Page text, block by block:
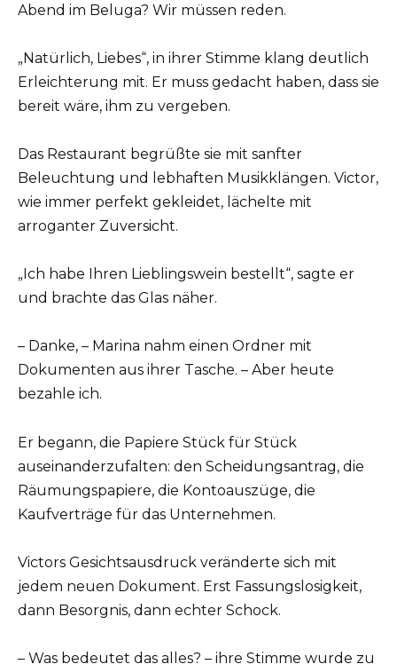
Abend im Beluga? Wir müssen reden.
„Natürlich, Liebes“, in ihrer Stimme klang deutlich
Erleichterung mit. Er muss gedacht haben, dass sie
bereit wäre, ihm zu vergeben.
Das Restaurant begrüßte sie mit sanfter
Beleuchtung und lebhaften Musikklängen. Victor,
wie immer perfekt gekleidet, lächelte mit
arroganter Zuversicht.
„Ich habe Ihren Lieblingswein bestellt“, sagte er
und brachte das Glas näher.
– Danke, – Marina nahm einen Ordner mit
Dokumenten aus ihrer Tasche. – Aber heute
bezahle ich.
Er begann, die Papiere Stück für Stück
auseinanderzufalten: den Scheidungsantrag, die
Räumungspapiere, die Kontoauszüge, die
Kaufverträge für das Unternehmen.
Victors Gesichtsausdruck veränderte sich mit
jedem neuen Dokument. Erst Fassungslosigkeit,
dann Besorgnis, dann echter Schock.
– Was bedeutet das alles? – ihre Stimme wurde zu